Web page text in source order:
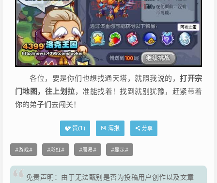
各位，要是你们也想找通天塔，就照我说的， 打开宗
门地图，往上划拉，准能找着！找到就别犹豫，赶紧带着
你的弟子们去闯关！
赞(1 ) 海报 分享
游戏 彩虹 周易 显示
免责声明：由于无法甄别是否为投稿用户创作以及文章